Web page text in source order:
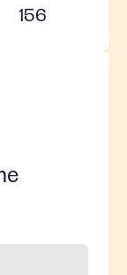
156